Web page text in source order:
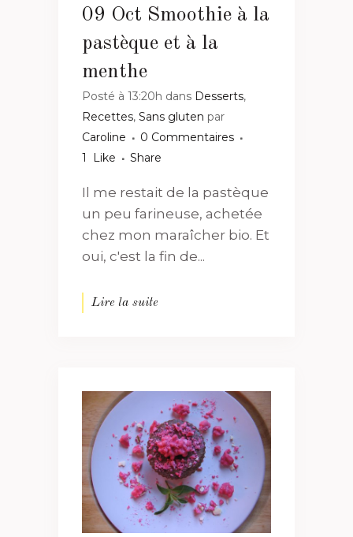
09 Oct Smoothie à la
pastèque et à la
menthe
Posté à 13:20h dans Desserts,
Recettes, Sans gluten par
Caroline
0 Commentaires
1
Like Share
Il me restait de la pastèque
un peu farineuse, achetée
chez mon maraîcher bio. Et
oui, c'est la fin de...
Lire la suite